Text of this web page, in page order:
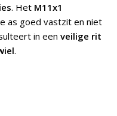
. Het M11x1
as goed vastzit en niet
in een veilige rit
.